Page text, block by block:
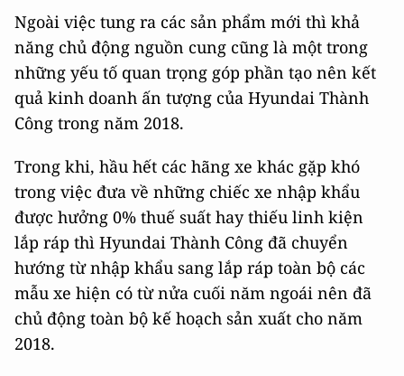
Ngoài việc tung ra các sản phẩm mới thì khả
năng chủ động nguồn cung cũng là một trong
những yếu tố quan trọng góp phần tạo nên kết
quả kinh doanh ấn tượng của Hyundai Thành
Công trong năm 2018.
Trong khi, hầu hết các hãng xe khác gặp khó
trong việc đưa về những chiếc xe nhập khẩu
được hưởng 0% thuế suất hay thiếu linh kiện
lắp ráp thì Hyundai Thành Công đã chuyển
hướng từ nhập khẩu sang lắp ráp toàn bộ các
mẫu xe hiện có từ nửa cuối năm ngoái nên đã
chủ động toàn bộ kế hoạch sản xuất cho năm
2018.